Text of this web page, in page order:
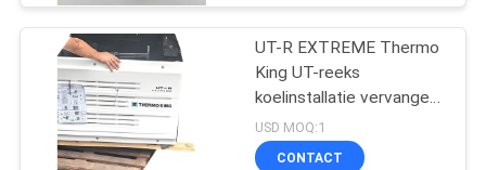
CONTACT
MET
ONSDe Eenheden van de
dragerkoeling
UT-R EXTREME Thermo
King UT-reeks
koelinstallatie vervangen
UT-1200 geïnstalleerd
op
USD MOQ:1
CONTACT